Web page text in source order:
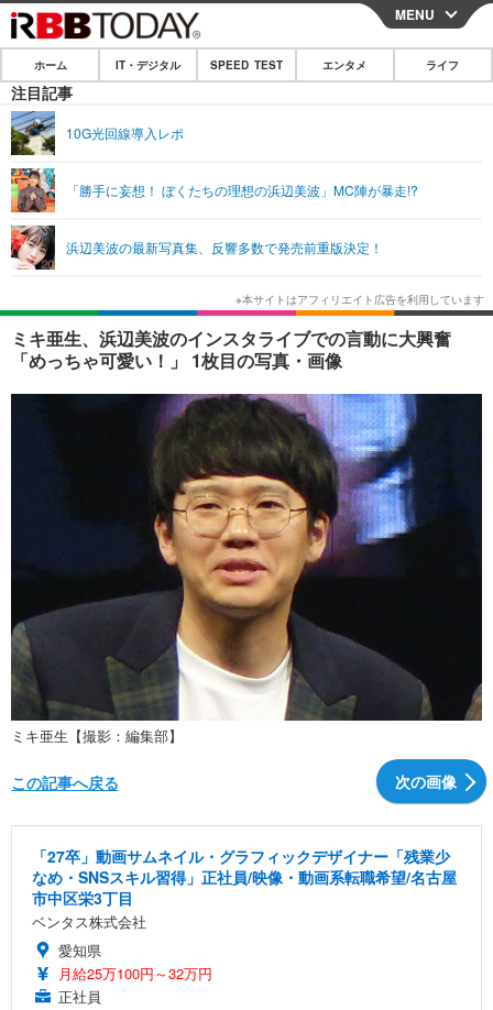
CLOSE
ホーム
IT・デジタル
ショッピング その他
SPEED TEST
エンタメ
エンタメTOP 映画・ドラマ
韓国・芸能
音楽 スポーツ
ショッピング その他
ライフ
ライフTOP グルメ
ペット ショッピング
その他
リリース一覧
プッシュ通知の停止方法
MENU
ホーム IT・デジタル SPEED TEST エンタメ ライフ
注目記事
10G光回線導入レポ
「勝手に妄想！ ぼくたちの理想の浜辺美波」MC陣が暴走!?
浜辺美波の最新写真集、反響多数で発売前重版決定！
ミキ亜生、浜辺美波のインスタライブでの言動に大興奮
「めっちゃ可愛い！」 1枚目の写真・画像
ミキ亜生【撮影：編集部】
次の画像
この記事へ戻る
「27卒」動画サムネイル・グラフィックデザイナー「残業少
なめ・SNSスキル習得」正社員/映像・動画系転職希望/名古屋
市中区栄3丁目
ベンタス株式会社
愛知県
月給25万100円～32万円
正社員